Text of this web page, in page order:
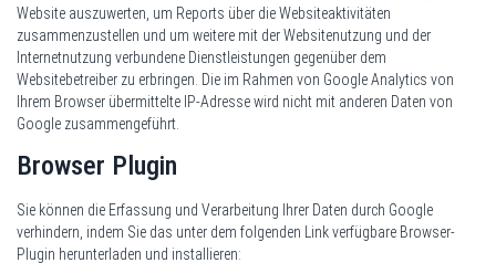
Website auszuwerten, um Reports über die Websiteaktivitäten
zusammenzustellen und um weitere mit der Websitenutzung und der
Internetnutzung verbundene Dienstleistungen gegenüber dem
Websitebetreiber zu erbringen. Die im Rahmen von Google Analytics von
Ihrem Browser übermittelte IP-Adresse wird nicht mit anderen Daten von
Google zusammengeführt.
Browser Plugin
Sie können die Erfassung und Verarbeitung Ihrer Daten durch Google
verhindern, indem Sie das unter dem folgenden Link verfügbare Browser-
Plugin herunterladen und installieren: